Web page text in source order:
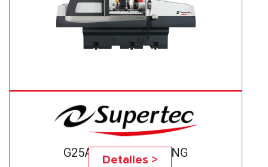
G25A-50CNC BEARING
Detalles >